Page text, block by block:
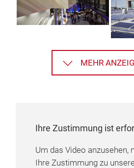
MEHR
Ihre Zustimmung ist
Um das Video anzusehen,
Ihre Zustimmung zu